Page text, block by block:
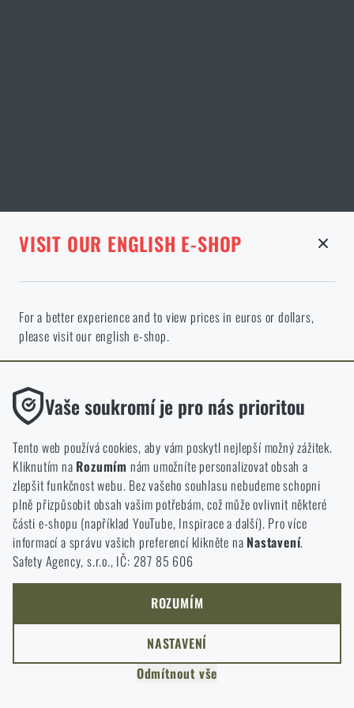
STRÁNKA V DANÉM JAZYCE NEEXISTUJE
Ve vámi vybraném jazyce stránka neexistuje. Můžete tedy zůstat
zde, nebo přejít na hlavní stránku cílového jazyka. Jakou možnost
si vyberete?
ZŮSTANU TADY
PŘEJÍT DO KOŠÍKU
ODEJÍT
ROZUMÍM, POKRAČOVAT
VISIT OUR ENGLISH E-SHOP
For a better experience and to view prices in euros or dollars,
please visit our english e-shop.
I WILL STAY HERE
GO TO RIGAD.COM
Vaše soukromí je pro nás prioritou
Tento web používá cookies, aby vám poskytl nejlepší možný zážitek.
Kliknutím na Rozumím nám umožníte personalizovat obsah a
zlepšit funkčnost webu. Bez vašeho souhlasu nebudeme schopni
plně přizpůsobit obsah vašim potřebám, což může ovlivnit některé
části e-shopu (například YouTube, Inspirace a další). Pro více
informací a správu vašich preferencí klikněte na Nastavení.
Safety Agency, s.r.o., IČ: 287 85 606
Funkční
Bez nich by náš web vůbec nefungoval. U těchto cookies není
možné zakázat jejich ukládání.
Analytické
Do těchto cookies se anonymně ukládá, jakým způsobem
procházíte a používáte náš web. Pomáhají nám lépe chápat, co
se našim zákazníkům líbí a kterým směrem se máme ubírat.
Marketingové
Tyto cookies nám pomáhají optimalizovat reklamu směřující na
náš e-shop, aby byla co nejvíce efektivní a náš obchod se mohl
neustále rozvíjet a zlepšovat.
Díky těmto cookies dokážeme reklamu personalizovat a nabízet
ROZUMÍM
NASTAVENÍ
Odmítnout vše